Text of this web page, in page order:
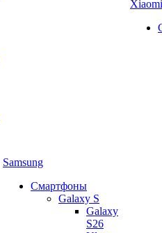
Samsung
Смартфоны
Galaxy S
Galaxy
S26
Xiaomi